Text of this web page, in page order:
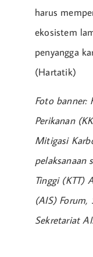
harus
ekosistem
penyangga
(Hartatik)
Foto banner:
Perikanan
Mitigasi
pelaksanaan
Tinggi (KTT)
(AIS)
Sekretariat